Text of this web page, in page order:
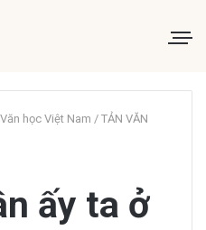
Văn học Việt Nam / TẢN VĂN
ấy ta ở